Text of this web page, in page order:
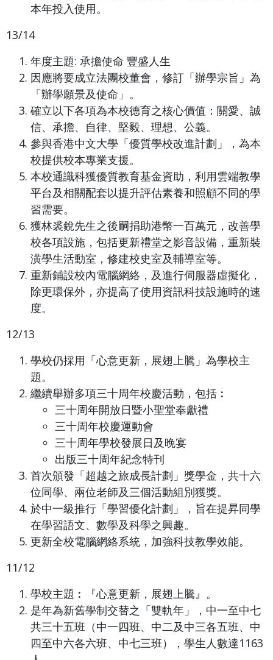
本年投入使用。
13/14
年度主題: 承擔使命 豐盛人生
因應將要成立法團校董會，修訂「辦學宗旨」為
「辦學願景及使命」。
確立以下各項為本校德育之核心價值：關愛、誠
信、承擔、自律、堅毅、理想、公義。
參與香港中文大學「優質學校改進計劃」，為本
校提供校本專業支援。
本校通識科獲優質教育基金資助，利用雲端教學
平台及相關配套以提升評估素養和照顧不同的學
習需要。
獲林裘銳先生之後嗣捐助港幣一百萬元，改善學
校各項設施，包括更新禮堂之影音設備，重新裝
潢學生活動室，修建校史室及輔導室等。
重新鋪設校內電腦網絡，及進行伺服器虛擬化，
除更環保外，亦提高了使用資訊科技設施時的速
度。
12/13
學校仍採用「心意更新，展翅上騰」為學校主
題。
繼續舉辦多項三十周年校慶活動，包括︰
三十周年開放日暨小聖堂奉獻禮
三十周年校慶運動會
三十周年學校發展日及晚宴
出版三十周年紀念特刊
首次頒發「超越之旅成長計劃」獎學金，共十六
位同學、兩位老師及三個活動組別獲獎。
於中一級推行「學習優化計劃」，旨在提昇同學
在學習語文、數學及科學之興趣。
更新全校電腦網絡系統，加強科技教學效能。
11/12
學校主題︰『心意更新，展翅上騰』。
是年為新舊學制交替之「雙軌年」，中一至中七
共三十五班（中一四班、中二及中三各五班、中
四至中六各六班、中七三班），學生人數達1163